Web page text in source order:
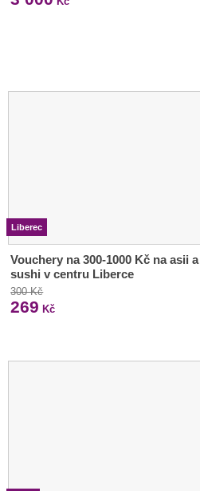
Liberec
Vouchery na 300-1000 Kč na asii a
sushi v centru Liberce
300 Kč
269 Kč